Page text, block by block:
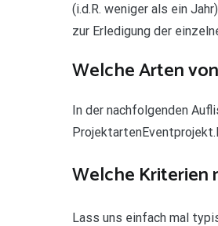
(i.d.R. weniger als ein
zur Erledigung der
Welche Arten
In der nachfolgenden
Welche Kriterien
Lass uns einfach mal